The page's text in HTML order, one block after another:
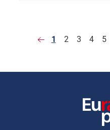
1 2 3 4 5